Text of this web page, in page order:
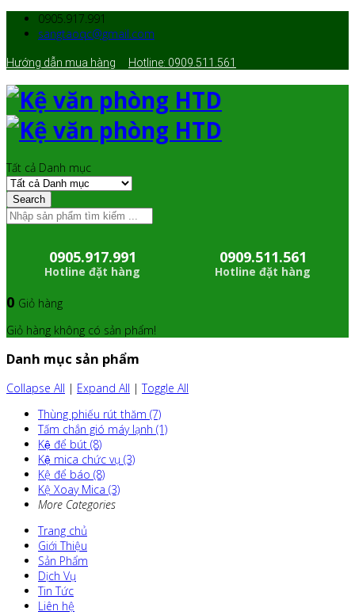
0905.917.991
sangtaoqc@gmail.com
Hướng dẫn mua hàng Hotline: 0909.511.561
Tất cả Danh mục
Search
0905.917.991
Hotline đặt hàng
0909.511.561
Hotline đặt hàng
0 Giỏ hàng
Giỏ hàng không có sản phẩm!
Danh mục sản phẩm
Collapse All | Expand All |Toggle All
Thùng phiếu rút thăm (7)
Tấm chắn gió máy lạnh (1)
Kệ để bút (8)
Kệ mica chức vụ (3)
Kệ để báo (8)
Kệ Xoay Mica (3)
More Categories
Trang chủ
Giới Thiệu
Sản Phẩm
Dịch Vụ
Tin Tức
Liên hệ